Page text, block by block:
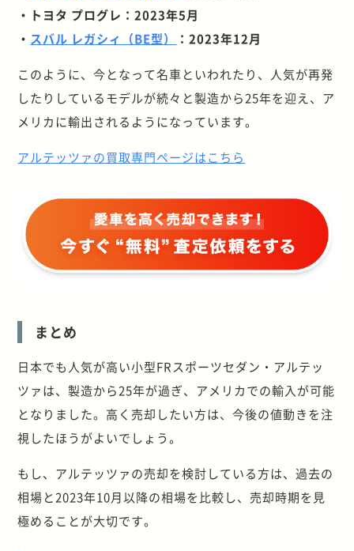
・トヨタ プログレ：2023年5月
・ スバル レガシィ（BE型） ：2023年12月
このように、今となって名車といわれたり、人気が再発
したりしているモデルが続々と製造から25年を迎え、ア
メリカに輸出されるようになっています。
アルテッツァの買取専門ページはこちら
まとめ
日本でも人気が高い小型FRスポーツセダン・アルテッ
ツァは、製造から25年が過ぎ、アメリカでの輸入が可能
となりました。高く売却したい方は、今後の値動きを注
視したほうがよいでしょう。
もし、アルテッツァの売却を検討している方は、過去の
相場と2023年10月以降の相場を比較し、売却時期を見
極めることが大切です。